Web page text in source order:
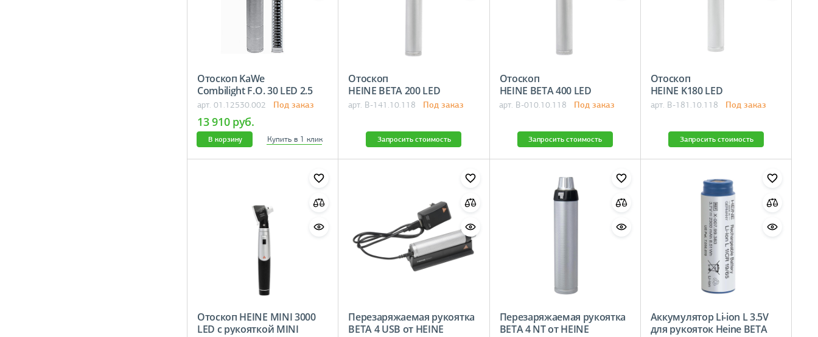
Отоскоп KaWe
Combilight F.O. 30 LED 2.5
арт. 01.12530.002 Под заказ
13 910 руб.
В корзину Купить в 1 клик
Отоскоп
HEINE BETA 200 LED
арт. B-141.10.118 Под заказ
Запросить стоимость
Отоскоп
HEINE BETA 400 LED
арт. B-010.10.118 Под заказ
Запросить стоимость
Отоскоп
HEINE K180 LED
арт. B-181.10.118 Под заказ
Запросить стоимость
Отоскоп HEINE MINI 3000
LED с рукояткой MINI
Перезаряжаемая рукоятка
BETA 4 USB от HEINE
Перезаряжаемая рукоятка
BETA 4 NT от HEINE
Аккумулятор Li-ion L 3.5V
для рукояток Heine BETA